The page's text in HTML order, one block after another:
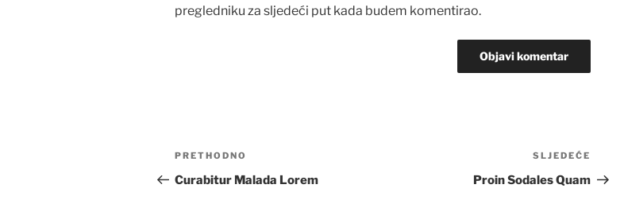
pregledniku za sljedeći put kada budem komentirao.
Navigacija
objava
Prethodna
objava
PRETHODNO
Curabitur Malada Lorem
objava
SLJEDEĆE
Proin Sodales Quam